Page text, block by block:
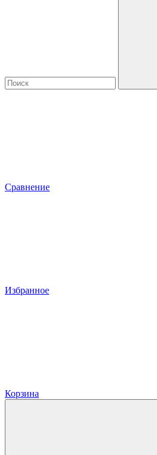
Сравнение
Избранное
Корзина